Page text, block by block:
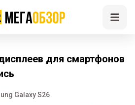
для смартфонов
Galaxy S26